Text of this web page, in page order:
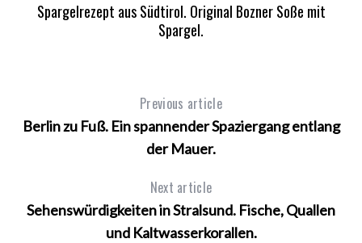
Spargelrezept aus Südtirol. Original Bozner Soße mit
Spargel.
Previous article
Berlin zu Fuß. Ein spannender Spaziergang entlang
der Mauer.
Next article
Sehenswürdigkeiten in Stralsund. Fische, Quallen
und Kaltwasserkorallen.